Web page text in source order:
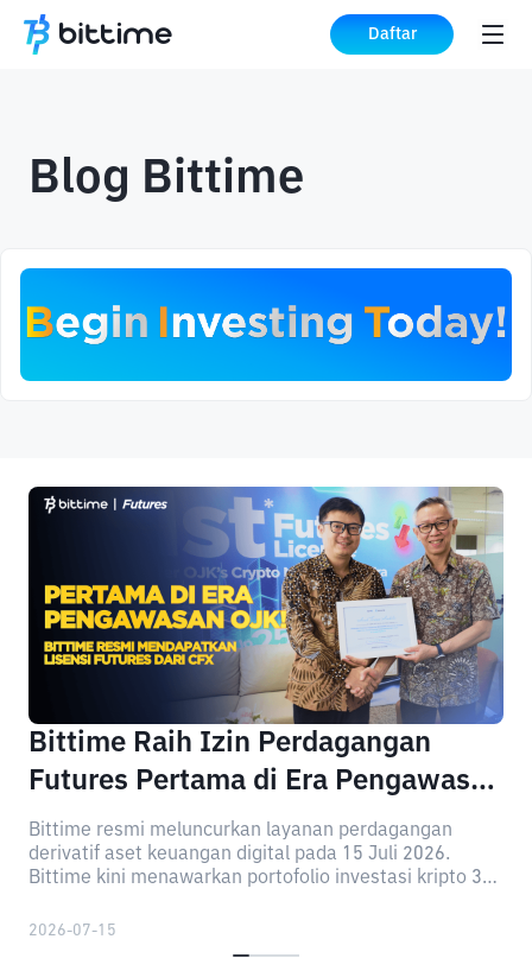
Daftar
Blog Bittime
Bittime Raih Izin Perdagangan
Futures Pertama di Era Pengawasan
Kripto OJK
Bittime resmi meluncurkan layanan perdagangan
derivatif aset keuangan digital pada 15 Juli 2026.
Bittime kini menawarkan portofolio investasi kripto 3-
2026-07-15